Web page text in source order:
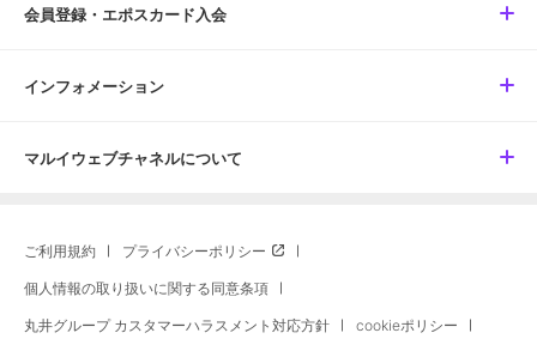
会員登録・エポスカード入会
インフォメーション
マルイウェブチャネルについて
ご利用規約 プライバシーポリシー
個人情報の取り扱いに関する同意条項
丸井グループ カスタマーハラスメント対応方針 cookieポリシー